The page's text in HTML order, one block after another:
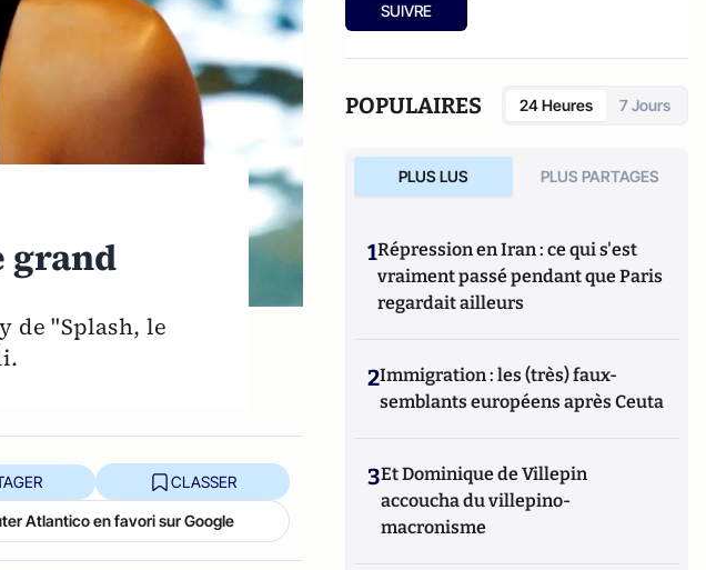
grand
de "Splash, le
CLASSER
Atlantico en favori sur Google
SUIVRE
POPULAIRES 24 Heures 7 Jours
PLUS LUS PLUS PARTAGES
1Répression en Iran : ce qui s'est
vraiment passé pendant que Paris
regardait ailleurs
2Immigration : les (très) faux-
semblants européens après Ceuta
3Et Dominique de Villepin
accoucha du villepino-
macronisme